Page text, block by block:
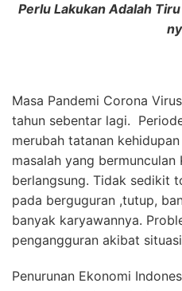
Perlu Lakukan Adalah
Masa Pandemi Corona
tahun sebentar lagi.
merubah tatanan
masalah yang bermunculan
berlangsung. Tidak sedikit
pada berguguran ,tutup,
banyak karyawannya.
pengangguran akibat
Penurunan Ekonomi